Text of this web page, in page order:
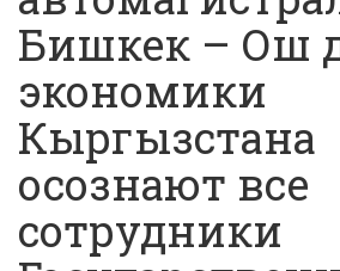
Бишкек – Ош
экономики
Кыргызстана
осознают все
сотрудники